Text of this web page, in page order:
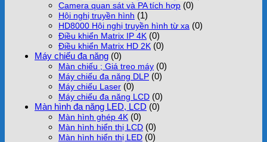
Camera quan sát và PA tích hợp (0)
Hội nghị truyền hình (1)
HD8000 Hội nghị truyền hình từ xa (0)
Điều khiển Matrix IP 4K (0)
Điều khiển Matrix HD 2K (0)
Máy chiếu đa năng (0)
Màn chiếu ; Giá treo máy (0)
Máy chiếu đa năng DLP (0)
Máy chiếu Laser (0)
Máy chiếu đa năng LCD (0)
Màn hình đa năng LED, LCD (0)
Màn hình ghép 4K (0)
Màn hình hiển thị LCD (0)
Màn hình hiển thị LED (0)